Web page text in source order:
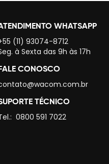
WHATSAPP
(11) 93074-8712
à Sexta das 9h às 17h
CONOSCO
TÉCNICO
0800 591 7022